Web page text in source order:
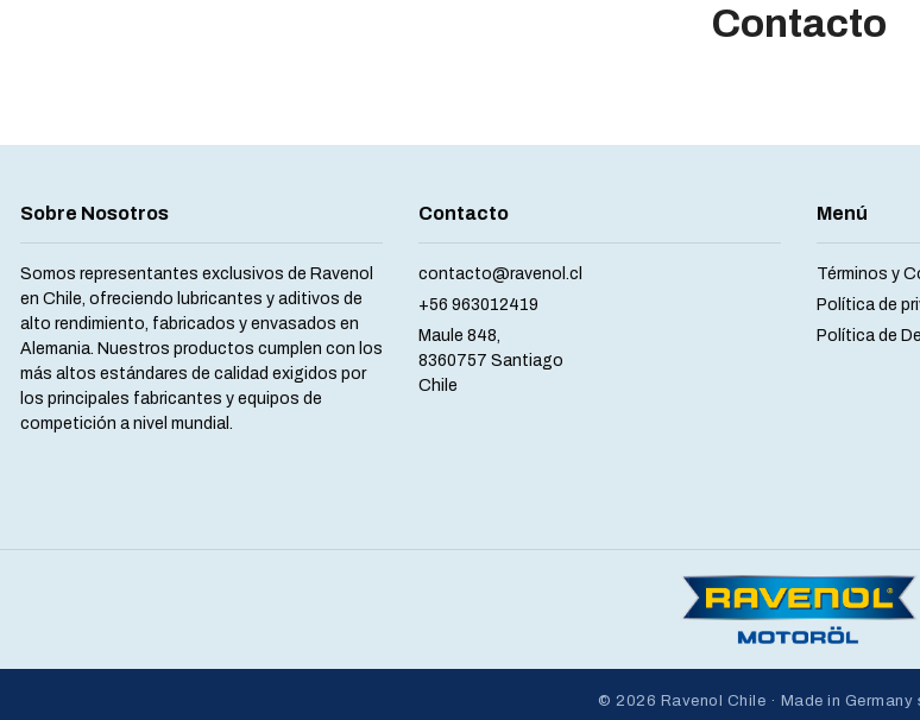
Contacto
Sobre Nosotros
Somos representantes exclusivos de Ravenol
en Chile, ofreciendo lubricantes y aditivos de
alto rendimiento, fabricados y envasados en
Alemania. Nuestros productos cumplen con los
más altos estándares de calidad exigidos por
los principales fabricantes y equipos de
competición a nivel mundial.
Contacto
contacto@ravenol.cl
+56 963012419
Maule 848,
8360757 Santiago
Chile
Menú
Términos y
Política de
Política de
© 2026 Ravenol Chile · Made in Germany